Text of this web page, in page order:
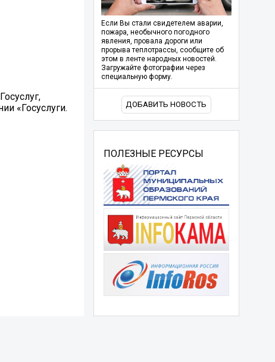
«Госуслуги.
Если Вы стали свидетелем аварии,
пожара, необычного погодного
явления, провала дороги или
прорыва теплотрассы, сообщите об
этом в ленте народных новостей.
Загружайте фотографии через
специальную форму.
ДОБАВИТЬ НОВОСТЬ
ПОЛЕЗНЫЕ РЕСУРСЫ